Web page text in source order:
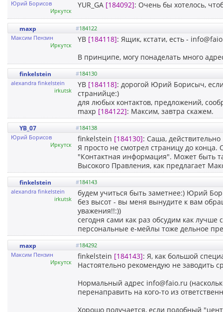
Юрий Борисов
Иркутск
YUR_GA [184092]: Очень бы хотелось,
maxp #184122
Максим Пензин
Иркутск
YB [184118]: Ящик, кстати, есть -
В принципе, могу понаделать много
finkelstein #184130
alexandra finkelstein
irkutsk
YB [184118]: дорогой Юрий Борисыч, если
странийце:)
для любых контактов, предложений,
maxp [184122]: Максим, завтра скажем.
YB_07 #184138
Юрий Борисов
Иркутск
finkelstein [184130]: Cаша,
Я просто не смотрел страницу до
"Контактная информация". Может быть
Высокого Правления, как предлагает
finkelstein #184143
alexandra finkelstein
irkutsk
будем учиться быть заметнее:) Юрий
без высот - вы меня вынудите к вам
уважения!!:))
сегодня сами как раз обсудим как
персональные е-мейлы тоже дельное
maxp #184292
Максим Пензин
Иркутск
finkelstein [184143]: Я, как большой
Настоятельно рекомендую не заводить
Нормальный адрес info@faio.ru
перенаправить на кого-то из
Хорошо получается, если подобный